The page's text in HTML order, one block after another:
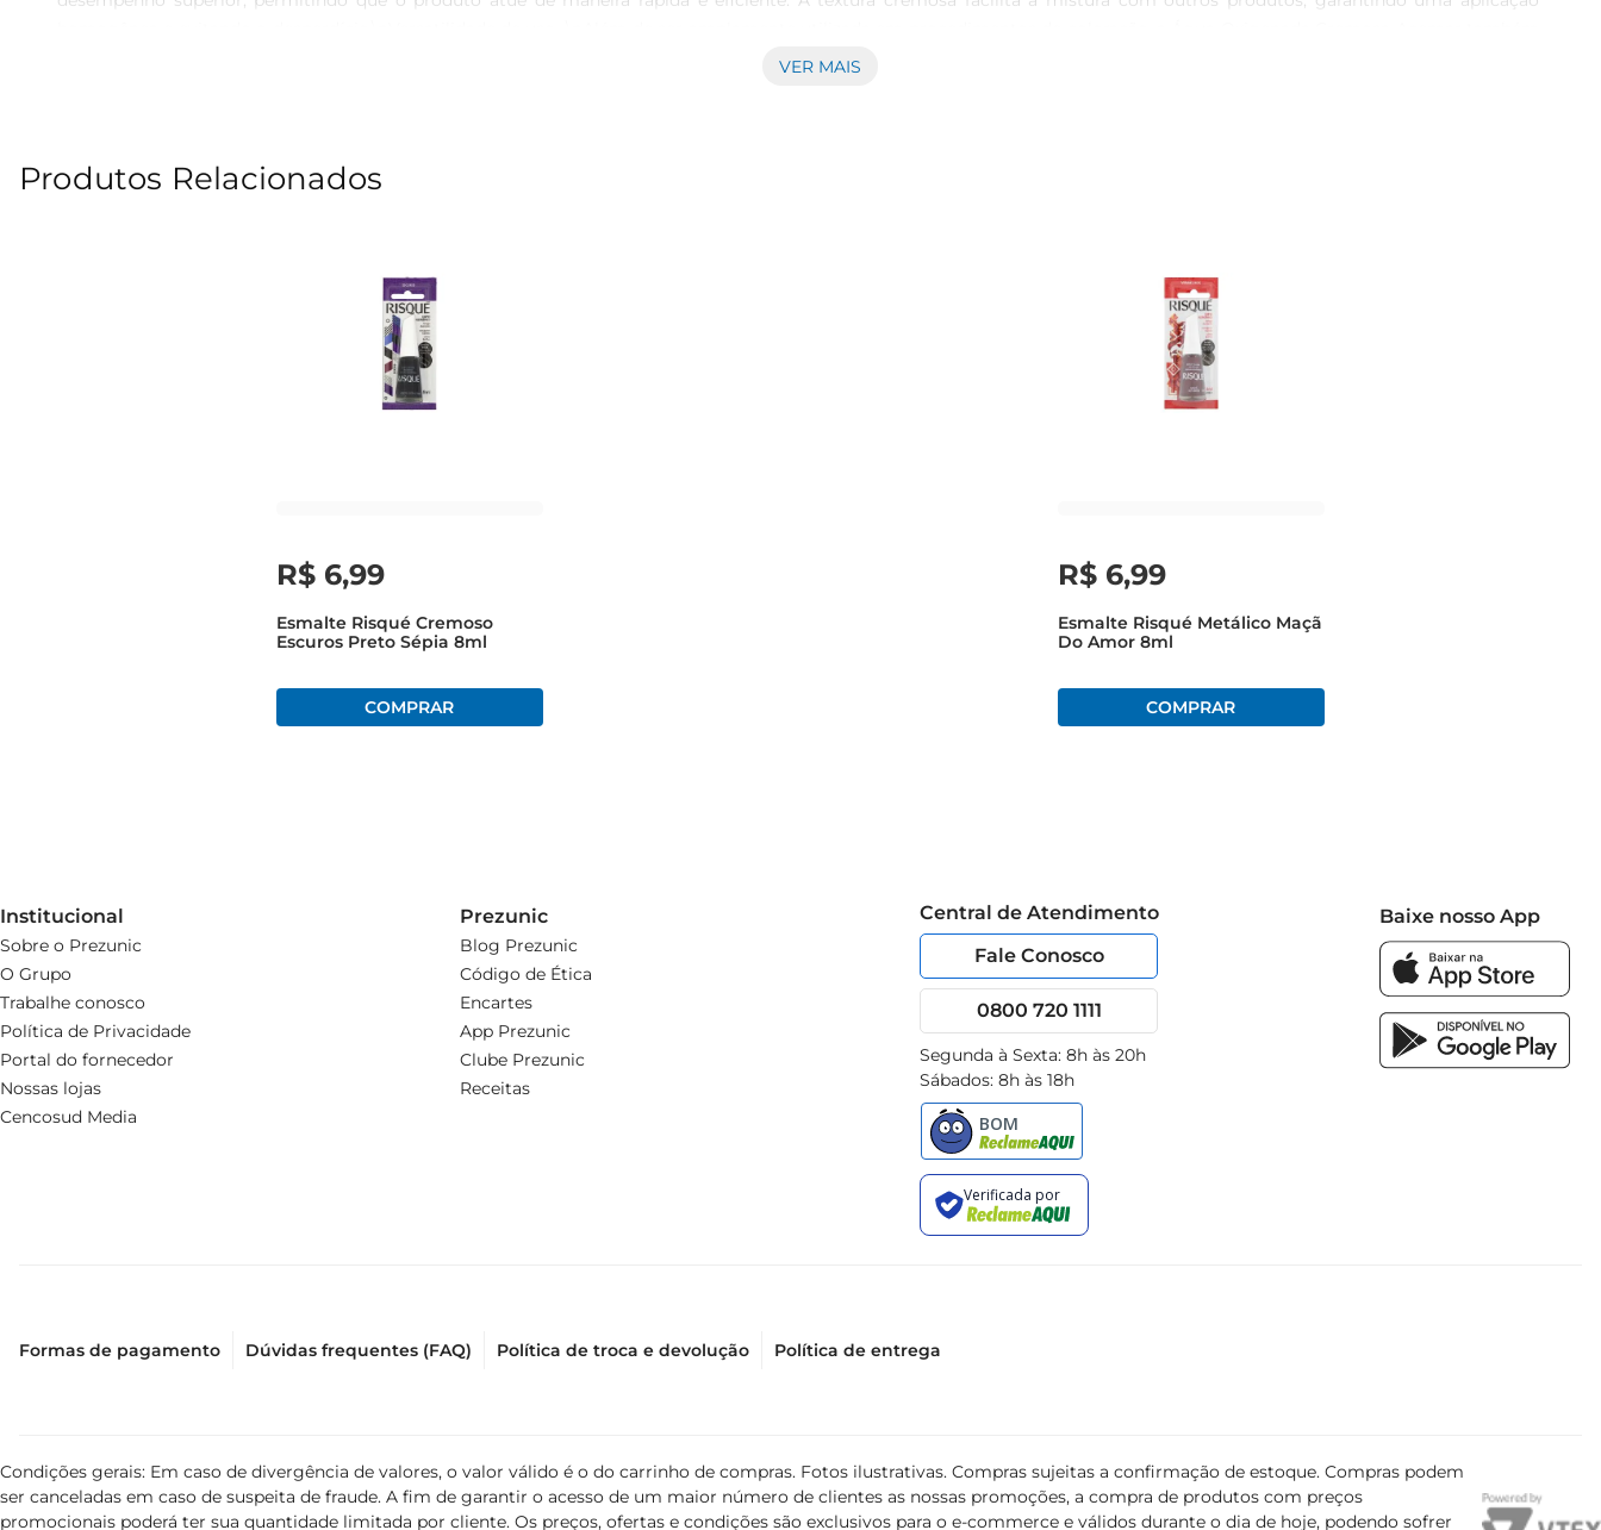
é indicada para desinfecçãode superfícies e objetos. Sua ação bactericida e fungicida a torna uma aliada importante na limpeza de ambientes, proporcionando segurança e
seco, longe da luz direta, para preservar a eficácia do produto.\nEspecificações técnicas  \n Volume: 90ml  \n Concentração: 40 volumes  \n Tipo: Cremosa  \n Uso: Capilar e
VER MAIS
Produtos Relacionados
R$ 6,99
Esmalte Risqué Cremoso
Escuros Preto Sépia 8ml
R$ 6,99
Esmalte Risqué Metálico Maçã
Do Amor 8ml
Institucional
Sobre o Prezunic
O Grupo
Trabalhe conosco
Política de Privacidade
Portal do fornecedor
Nossas lojas
Cencosud Media
Prezunic
Blog Prezunic
Código de Ética
Encartes
App Prezunic
Clube Prezunic
Receitas
Central de Atendimento
Fale Conosco
0800 720 1111
Segunda à Sexta: 8h às 20h
Sábados: 8h às 18h
Baixe nosso App
Formas de pagamento Dúvidas frequentes (FAQ) Política de troca e devolução Política de entrega
Condições gerais: Em caso de divergência de valores, o valor válido é o do carrinho de compras. Fotos ilustrativas. Compras sujeitas a confirmação de estoque. Compras podem
ser canceladas em caso de suspeita de fraude. A fim de garantir o acesso de um maior número de clientes as nossas promoções, a compra de produtos com preços
promocionais poderá ter sua quantidade limitada por cliente. Os preços, ofertas e condições são exclusivos para o e-commerce e válidos durante o dia de hoje, podendo sofrer